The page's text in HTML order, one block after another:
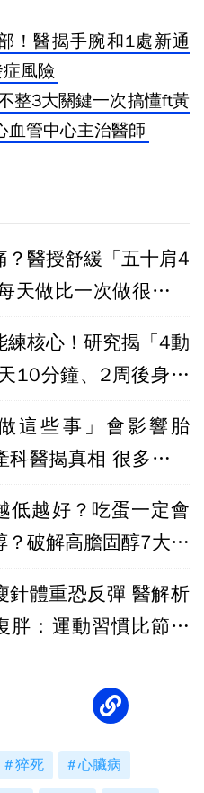
！醫揭手腕和1處新通
風險
整3大關鍵一次搞懂ft黃
血管中心主治醫師
？醫授舒緩「五十肩4
天做比一次做很多有
練核心！研究揭「4動
10分鐘、2周後身體
這些事」會影響胎
科醫揭真相 很多媽咪
低越好？吃蛋一定會
？破解高膽固醇7大迷
針體重恐反彈 醫解析
胖：運動習慣比節食
猝死 心臟病